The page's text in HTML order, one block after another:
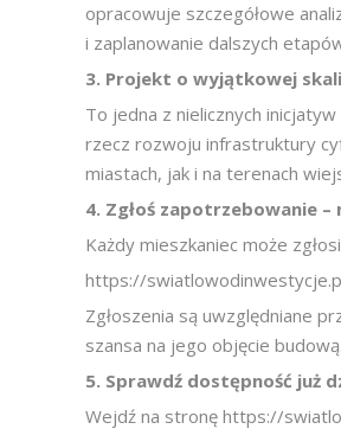
opracowuje szczegółowe
i zaplanowanie dalszych
3. Projekt o wyjątkowej skali
To jedna z nielicznych
rzecz rozwoju infrastruktury
miastach, jak i na terenach
4. Zgłoś zapotrzebowanie –
Każdy mieszkaniec może
https://
Zgłoszenia są uwzględniane
szansa na jego objęcie budową.
5. Sprawdź dostępność już
Wejdź na stronę https://